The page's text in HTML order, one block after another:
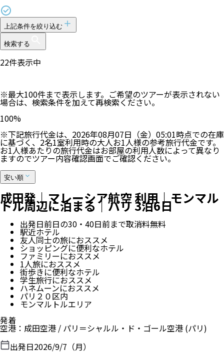
上記条件を絞り込む
検索する
22件表示中
※最大100件まで表示します。ご希望のツアーが表示されない
場合は、検索条件を加えて再検索ください。
100%
※下記旅行代金は、 2026年08月07日（金）05:01時点での在庫
に基づく、2名1室利用時の大人お1人様の参考旅行代金です。
お1人様あたりの旅行代金はお部屋の利用人数によって異なり
ますのでツアー内容確認画面でご確認ください。
安い順
成田発｜マレーシア航空 利用｜モンマル
トル周辺に泊まる｜パリ 3泊6日
出発日前日の30・40日前まで取消料無料
駅近ホテル
友人同士の旅におススメ
ショッピングに便利なホテル
ファミリーにおススメ
1人旅におススメ
街歩きに便利なホテル
学生旅行におススメ
ハネムーンにおススメ
パリ２０区内
モンマルトルエリア
発着
空港 ： 成田空港 / パリ＝シャルル・ド・ゴール空港 (パリ)
出発日2026/9/7（月）